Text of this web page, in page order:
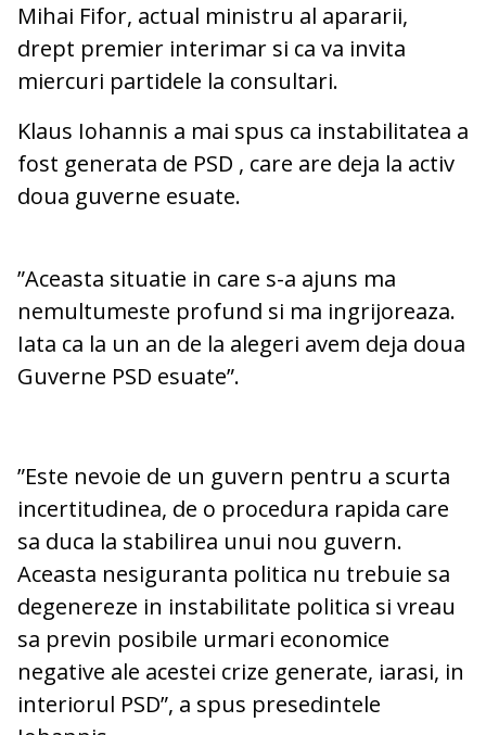
Mihai Fifor, actual ministru al apararii,
drept premier interimar si ca va invita
miercuri partidele la consultari.
Klaus Iohannis a mai spus ca instabilitatea a
fost generata de PSD , care are deja la activ
doua guverne esuate.
”Aceasta situatie in care s-a ajuns ma
nemultumeste profund si ma ingrijoreaza.
Iata ca la un an de la alegeri avem deja doua
Guverne PSD esuate”.
”Este nevoie de un guvern pentru a scurta
incertitudinea, de o procedura rapida care
sa duca la stabilirea unui nou guvern.
Aceasta nesiguranta politica nu trebuie sa
degenereze in instabilitate politica si vreau
sa previn posibile urmari economice
negative ale acestei crize generate, iarasi, in
interiorul PSD”, a spus presedintele